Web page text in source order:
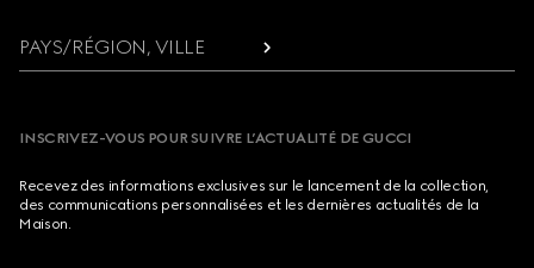
PAYS/RÉGION, VILLE
INSCRIVEZ-VOUS POUR SUIVRE L’ACTUALITÉ DE GUCCI
Recevez des informations exclusives sur le lancement de la collection,
des communications personnalisées et les dernières actualités de la
Maison.